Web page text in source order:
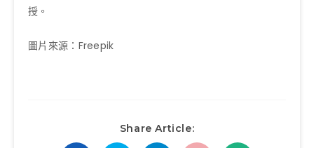
授。
圖片來源：Freepik
Share Article: